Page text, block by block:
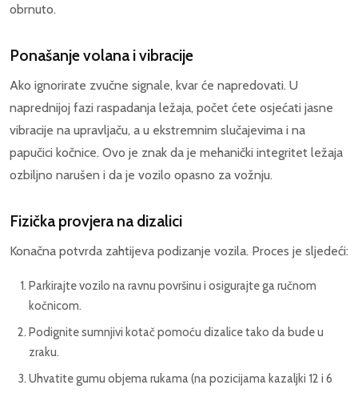
obrnuto.
Ponašanje volana i vibracije
Ako ignorirate zvučne signale, kvar će napredovati. U
naprednijoj fazi raspadanja ležaja, počet ćete osjećati jasne
vibracije na upravljaču, a u ekstremnim slučajevima i na
papučici kočnice. Ovo je znak da je mehanički integritet ležaja
ozbiljno narušen i da je vozilo opasno za vožnju.
Fizička provjera na dizalici
Konačna potvrda zahtijeva podizanje vozila. Proces je sljedeći:
Parkirajte vozilo na ravnu površinu i osigurajte ga ručnom
kočnicom.
Podignite sumnjivi kotač pomoću dizalice tako da bude u
zraku.
Uhvatite gumu objema rukama (na pozicijama kazaljki 12 i 6